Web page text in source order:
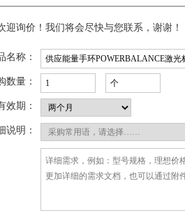
迎询价！我们将会尽快与您联系，谢谢！
名称：
数量：
效期：
说明：